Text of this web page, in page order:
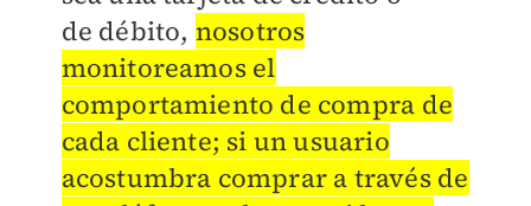
de débito, nosotros
monitoreamos el
comportamiento de compra de
cada cliente; si un usuario
acostumbra comprar a través de